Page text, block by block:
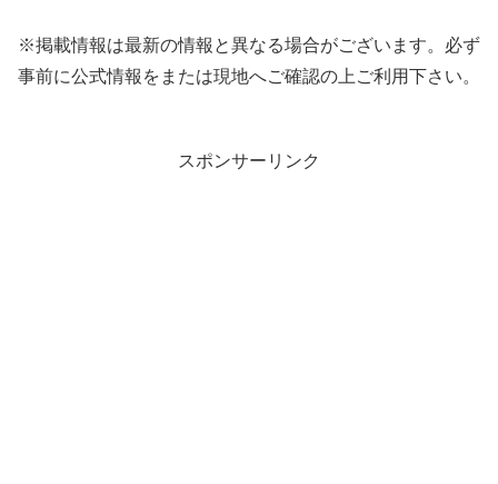
※掲載情報は最新の情報と異なる場合がございます。必ず
事前に公式情報をまたは現地へご確認の上ご利用下さい。
スポンサーリンク